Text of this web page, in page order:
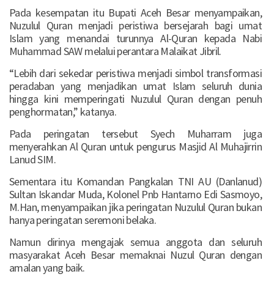
Pada kesempatan itu Bupati Aceh Besar menyampaikan,
Nuzulul Quran menjadi peristiwa bersejarah bagi umat
Islam yang menandai turunnya Al-Quran kepada Nabi
Muhammad SAW melalui perantara Malaikat Jibril.
“Lebih dari sekedar peristiwa menjadi simbol transformasi
peradaban yang menjadikan umat Islam seluruh dunia
hingga kini memperingati Nuzulul Quran dengan penuh
penghormatan,” katanya.
Pada peringatan tersebut Syech Muharram juga
menyerahkan Al Quran untuk pengurus Masjid Al Muhajirrin
Lanud SIM.
Sementara itu Komandan Pangkalan TNI AU (Danlanud)
Sultan Iskandar Muda, Kolonel Pnb Hantarno Edi Sasmoyo,
M.Han, menyampaikan jika peringatan Nuzulul Quran bukan
hanya peringatan seremoni belaka.
Namun dirinya mengajak semua anggota dan seluruh
masyarakat Aceh Besar memaknai Nuzul Quran dengan
amalan yang baik.